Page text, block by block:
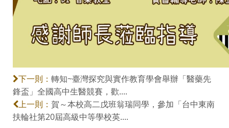
下一則： 轉知~臺灣探究與實作教育學會舉辦「醫藥先
鋒盃」全國高中生醫競賽，歡....
上一則： 賀～本校高二戊班翁瑞同學，參加「台中東南
扶輪社第20屆高級中等學校英....